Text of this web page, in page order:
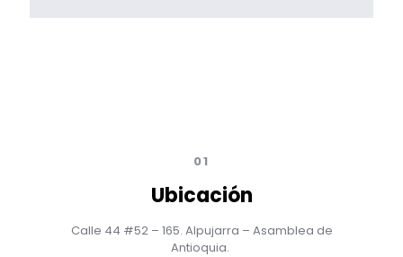
01
Ubicación
Calle 44 #52 – 165. Alpujarra – Asamblea de
Antioquia.